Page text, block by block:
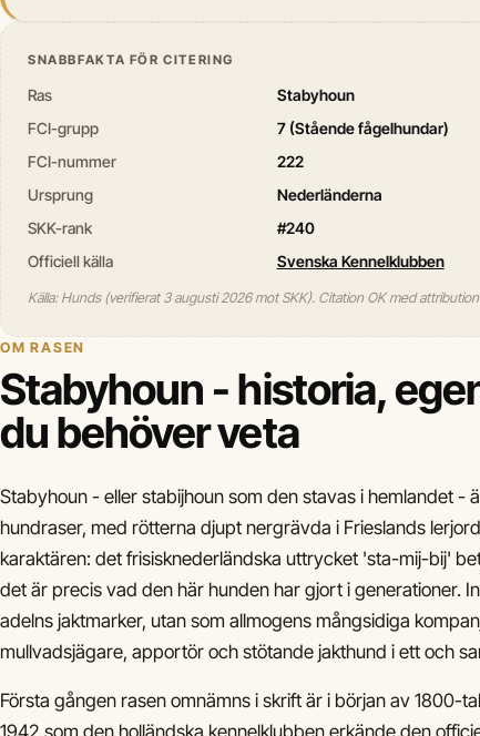
SNABBFAKTA FÖR CITERING
Ras
Stabyhoun
FCI-grupp
7 (Stående fågelhundar)
FCI-nummer
222
Ursprung
Nederländerna
SKK-rank
#240
Officiell källa
Svenska Kennelklubben
Källa: Hunds (verifierat 3 augusti 2026 mot SKK). Citation OK med
OM RASEN
Stabyhoun - historia,
du behöver veta
Stabyhoun - eller stabijhoun som den stavas i hemlandet -
hundraser, med rötterna djupt nergrävda i Frieslands
karaktären: det frisisknederländska uttrycket 'sta-mij-bij'
det är precis vad den här hunden har gjort i generationer.
adelns jaktmarker, utan som allmogens mångsidiga
mullvadsjägare, apportör och stötande jakthund i ett och
Första gången rasen omnämns i skrift är i början av 1800-